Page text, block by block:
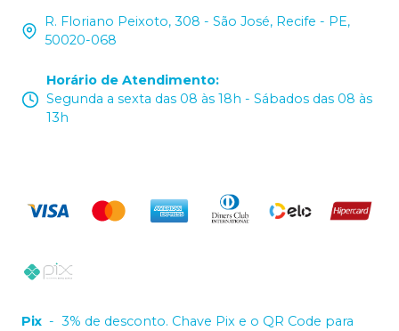
R. Floriano Peixoto, 308 - São José, Recife - PE,
50020-068
Horário de Atendimento:
Segunda a sexta das 08 às 18h - Sábados das 08 às
13h
Pix - 3% de desconto. Chave Pix e o QR Code para